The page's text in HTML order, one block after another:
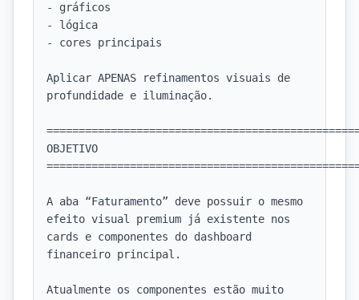
- gráficos
- lógica
- cores principais
Aplicar APENAS refinamentos visuais de
profundidade e iluminação.
OBJETIVO
A aba “Faturamento” deve possuir o mesmo
efeito visual premium já existente nos
cards e componentes do dashboard
financeiro principal.
Atualmente os componentes estão muito